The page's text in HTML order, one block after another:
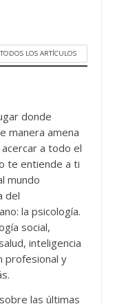
LOS ARTÍCULOS
donde
manera amena
a todo el
te entiende a ti
mundo
del
la psicología.
social,
inteligencia
profesional y
las últimas